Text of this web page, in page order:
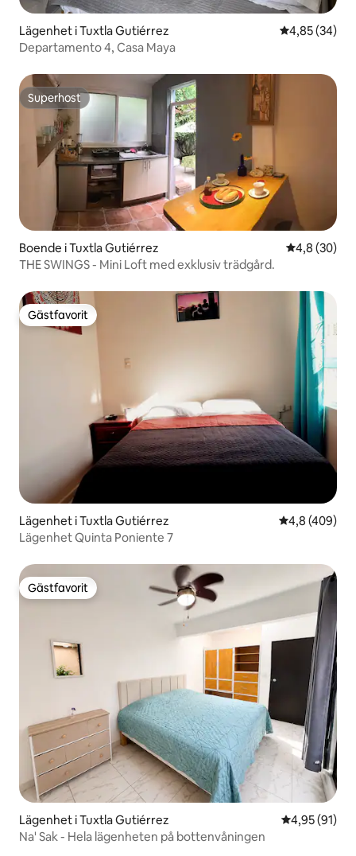
Lägenhet i Tuxtla Gutiérrez 4,85 av 5 i
4,85 (34)
Departamento 4, Casa Maya
Superhost
Superhost
Boende i Tuxtla Gutiérrez 4,8 av 5 i
4,8 (30)
THE SWINGS - Mini Loft med exklusiv trädgård.
Gästfavorit
Gästfavorit
Lägenhet i Tuxtla Gutiérrez 4,8 av 5 i
4,8 (409)
Lägenhet Quinta Poniente 7
Gästfavorit
Gästfavorit
Lägenhet i Tuxtla Gutiérrez 4,95 av 5 i
4,95 (91)
Na' Sak - Hela lägenheten på bottenvåningen